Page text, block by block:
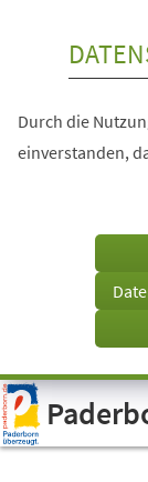
Visuelle
Assistenzsoftware
öffnen.
Durch die
einverstanden,